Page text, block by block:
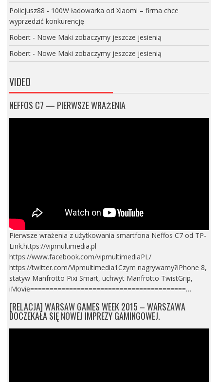
Policjusz88 - 100W ładowarka od Xiaomi – firma chce
wyprzedzić konkurencję
Robert- Nowe Maki zobaczymy jeszcze jesienią
Robert- Nowe Maki zobaczymy jeszcze jesienią
VIDEO
NEFFOS C7 — PIERWSZE WRAŻENIA
Pierwsze wrażenia z użytkowania smartfona Neffos C7 od TP-
Link.https://vipmultimedia.pl
https://www.facebook.com/vipmultimediaPL/
https://twitter.com/Vipmultimedia1Czym nagrywamy?iPhone 8,
statyw Manfrotto Pixi Smart, uchwyt Manfrotto TwistGrip,
iMovie========================================…
[RELACJA] WARSAW GAMES WEEK 2015 – WARSZAWA
DOCZEKAŁA SIĘ NOWEJ IMPREZY GAMINGOWEJ.